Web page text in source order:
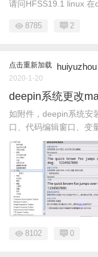
请问HFSS19.1 linux 在
8785 2
点击重新加载 huiyuzhou
2020-1-20
deepin系统更改
如附件，deepin系统安
口、代码编辑窗口、变
8102 0